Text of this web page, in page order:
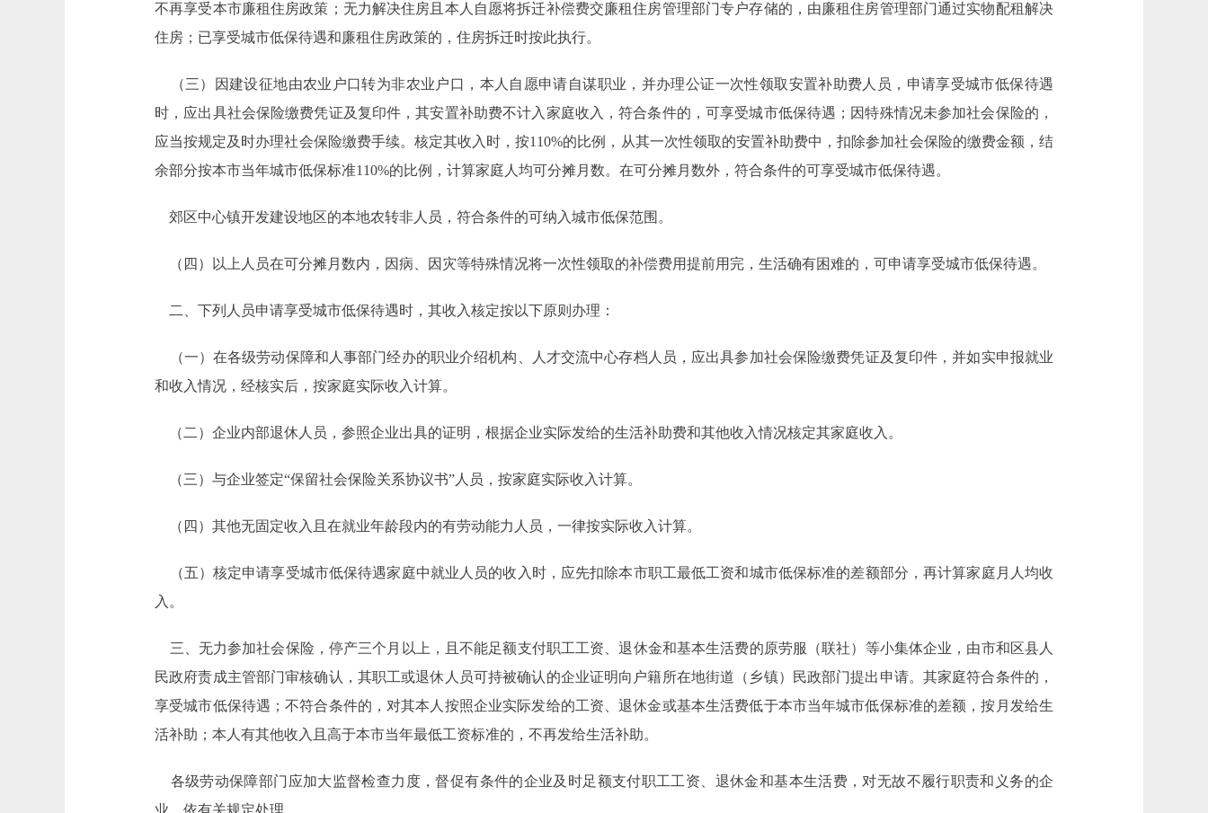
不再享受本市廉租住房政策；无力解决住房且本人自愿将拆迁补偿费交廉租住房管理部门专户存储的，由廉租住房管理部门通过实物配租解决
住房；已享受城市低保待遇和廉租住房政策的，住房拆迁时按此执行。
（三）因建设征地由农业户口转为非农业户口，本人自愿申请自谋职业，并办理公证一次性领取安置补助费人员，申请享受城市低保待遇
时，应出具社会保险缴费凭证及复印件，其安置补助费不计入家庭收入，符合条件的，可享受城市低保待遇；因特殊情况未参加社会保险的，
应当按规定及时办理社会保险缴费手续。核定其收入时，按110%的比例，从其一次性领取的安置补助费中，扣除参加社会保险的缴费金额，结
余部分按本市当年城市低保标准110%的比例，计算家庭人均可分摊月数。在可分摊月数外，符合条件的可享受城市低保待遇。
郊区中心镇开发建设地区的本地农转非人员，符合条件的可纳入城市低保范围。
（四）以上人员在可分摊月数内，因病、因灾等特殊情况将一次性领取的补偿费用提前用完，生活确有困难的，可申请享受城市低保待遇。
二、下列人员申请享受城市低保待遇时，其收入核定按以下原则办理：
（一）在各级劳动保障和人事部门经办的职业介绍机构、人才交流中心存档人员，应出具参加社会保险缴费凭证及复印件，并如实申报就业
和收入情况，经核实后，按家庭实际收入计算。
（二）企业内部退休人员，参照企业出具的证明，根据企业实际发给的生活补助费和其他收入情况核定其家庭收入。
（三）与企业签定“保留社会保险关系协议书”人员，按家庭实际收入计算。
（四）其他无固定收入且在就业年龄段内的有劳动能力人员，一律按实际收入计算。
（五）核定申请享受城市低保待遇家庭中就业人员的收入时，应先扣除本市职工最低工资和城市低保标准的差额部分，再计算家庭月人均收
入。
三、无力参加社会保险，停产三个月以上，且不能足额支付职工工资、退休金和基本生活费的原劳服（联社）等小集体企业，由市和区县人
民政府责成主管部门审核确认，其职工或退休人员可持被确认的企业证明向户籍所在地街道（乡镇）民政部门提出申请。其家庭符合条件的，
享受城市低保待遇；不符合条件的，对其本人按照企业实际发给的工资、退休金或基本生活费低于本市当年城市低保标准的差额，按月发给生
活补助；本人有其他收入且高于本市当年最低工资标准的，不再发给生活补助。
各级劳动保障部门应加大监督检查力度，督促有条件的企业及时足额支付职工工资、退休金和基本生活费，对无故不履行职责和义务的企
业，依有关规定处理。